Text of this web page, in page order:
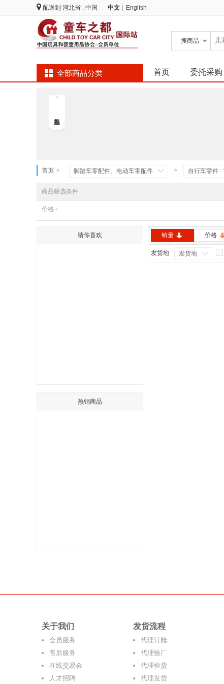
配送到 河北省 , 中国 中文 English
搜商品
全部商品分类 首页 委托采购
首页 > 脚踏车零配件、电动车零配件 > 自行车零件
商品筛选条件
价格：
猜你喜欢
热销商品
销量 价格
发货地 发货地
关于我们
会员服务
售后服务
在线交易会
人才招聘
发货流程
代理订舱
代理验厂
代理验货
代理发货